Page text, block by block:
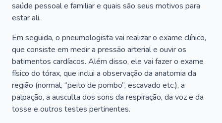
saúde pessoal e familiar e quais são seus motivos para
estar ali.
Em seguida, o pneumologista vai realizar o exame clínico,
que consiste em medir a pressão arterial e ouvir os
batimentos cardíacos. Além disso, ele vai fazer o exame
físico do tórax, que inclui a observação da anatomia da
região (normal, “peito de pombo”, escavado etc.), a
palpação, a ausculta dos sons da respiração, da voz e da
tosse e outros testes pertinentes.